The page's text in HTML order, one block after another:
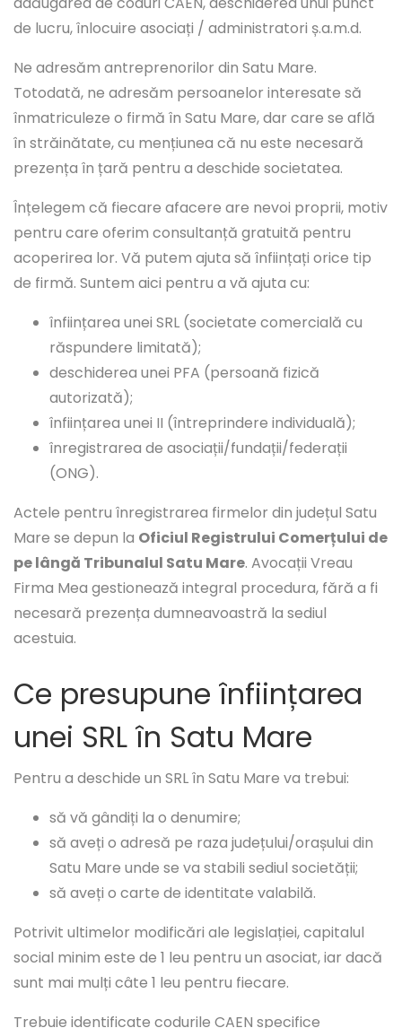
de lucru, înlocuire asociați / administratori ș.a.m.d.
Ne adresăm antreprenorilor din Satu Mare.
Totodată, ne adresăm persoanelor interesate să
înmatriculeze o firmă în Satu Mare, dar care se află
în străinătate, cu mențiunea că nu este necesară
prezența în țară pentru a deschide societatea.
Înțelegem că fiecare afacere are nevoi proprii, motiv
pentru care oferim consultanță gratuită pentru
acoperirea lor. Vă putem ajuta să înființați orice tip
de firmă. Suntem aici pentru a vă ajuta cu:
înființarea unei SRL (societate comercială cu
răspundere limitată);
deschiderea unei PFA (persoană fizică
autorizată);
înființarea unei II (întreprindere individuală);
înregistrarea de asociații/fundații/federații
(ONG).
Actele pentru înregistrarea firmelor din județul Satu
Mare se depun la Oficiul Registrului Comerțului de
pe lângă Tribunalul Satu Mare. Avocații Vreau
Firma Mea gestionează integral procedura, fără a fi
necesară prezența dumneavoastră la sediul
acestuia.
Ce presupune înființarea
unei SRL în Satu Mare
Pentru a deschide un SRL în Satu Mare va trebui:
să vă gândiți la o denumire;
să aveți o adresă pe raza județului/orașului din
Satu Mare unde se va stabili sediul societății;
să aveți o carte de identitate valabilă.
Potrivit ultimelor modificări ale legislației, capitalul
social minim este de 1 leu pentru un asociat, iar dacă
sunt mai mulți câte 1 leu pentru fiecare.
Trebuie identificate codurile CAEN specifice